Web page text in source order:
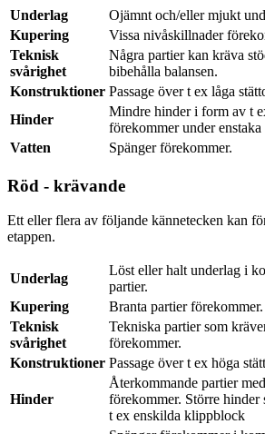
Underlag
Ojämnt och/eller mjukt
Kupering
Vissa nivåskillnader
Teknisk
svårighet
Några partier kan kräva
bibehålla balansen.
Konstruktioner Passage över t ex låga
Hinder
Mindre hinder i form av t
förekommer under enstaka
Vatten
Spänger förekommer.
Röd - krävande
Ett eller flera av följande kännetecken kan
etappen.
Underlag
Löst eller halt underlag i
partier.
Kupering
Branta partier förekommer.
Teknisk
svårighet
Tekniska partier som
förekommer.
Konstruktioner Passage över t ex höga
Hinder
Återkommande partier
förekommer. Större hinder
t ex enskilda klippblock